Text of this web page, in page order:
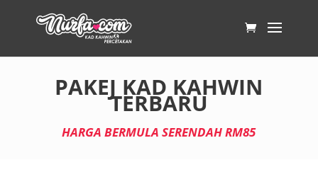
PAKEJ KAD KAHWIN
TERBARU
HARGA BERMULA SERENDAH RM85